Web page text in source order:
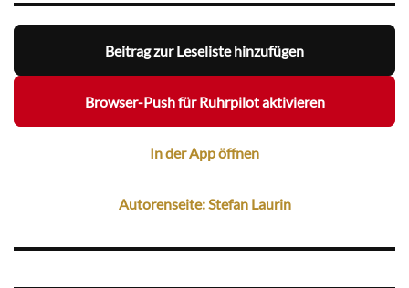
Beitrag zur Leseliste hinzufügen
Browser-Push für Ruhrpilot aktivieren
In der App öffnen
Autorenseite: Stefan Laurin